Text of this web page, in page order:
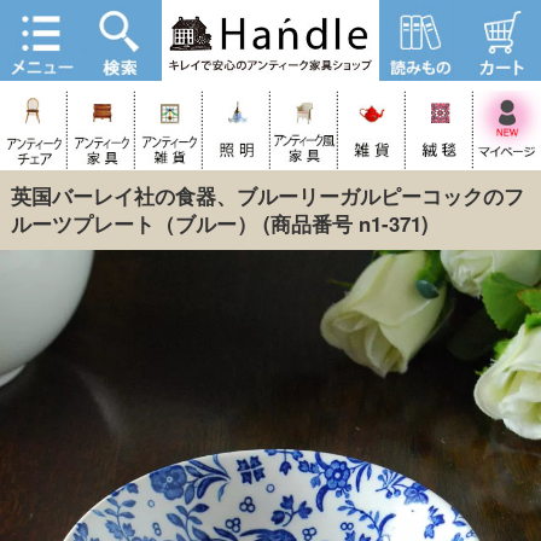
英国バーレイ社の食器、ブルーリーガルピーコックのフ
ルーツプレート（ブルー）
(商品番号 n1-371)